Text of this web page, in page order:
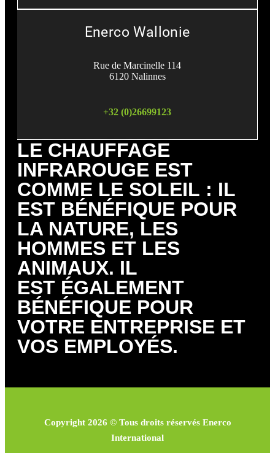
Enerco Wallonie
Rue de Marcinelle 114
6120 Nalinnes
+32 (0)26699123
LE CHAUFFAGE
INFRAROUGE EST
COMME LE SOLEIL : IL
EST BÉNÉFIQUE POUR
LA NATURE, LES
HOMMES ET LES
ANIMAUX. IL
EST ÉGALEMENT
BÉNÉFIQUE POUR
VOTRE ENTREPRISE ET
VOS EMPLOYÉS.
Copyright 2026 © Tous droits réservés Enerco
International